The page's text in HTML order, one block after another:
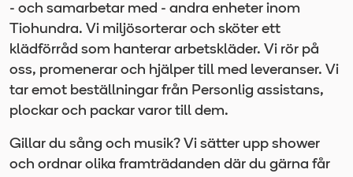
- och samarbetar med - andra enheter inom
Tiohundra. Vi miljösorterar och sköter ett
klädförråd som hanterar arbetskläder. Vi rör på
oss, promenerar och hjälper till med leveranser. Vi
tar emot beställningar från Personlig assistans,
plockar och packar varor till dem.
Gillar du sång och musik? Vi sätter upp shower
och ordnar olika framträdanden där du gärna får